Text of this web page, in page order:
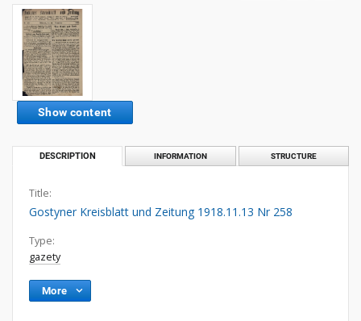
Show content
DESCRIPTION INFORMATION STRUCTURE
Title:
Gostyner Kreisblatt und Zeitung 1918.11.13 Nr 258
Type:
gazety
More